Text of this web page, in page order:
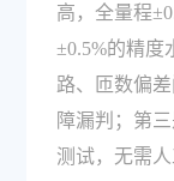
高，全量程
±0.5%的精度
路、匝数偏
障漏判；第
测试，无需